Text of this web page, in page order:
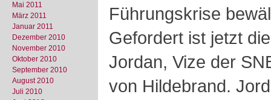
Mai 2011
März 2011
Januar 2011
Dezember 2010
November 2010
Oktober 2010
September 2010
August 2010
Juli 2010
Führungskrise
Gefordert ist jetzt
Jordan, Vize der
von Hildebrand.